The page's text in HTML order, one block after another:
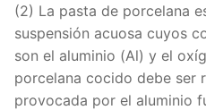
(2) La pasta de porcelana
suspensión acuosa cuyos
son el aluminio (Al) y el
porcelana cocido debe ser
provocada por el aluminio